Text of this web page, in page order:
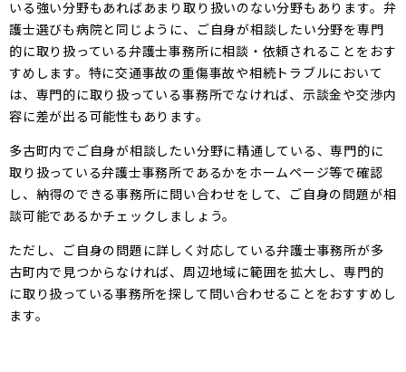
いる強い分野もあればあまり取り扱いのない分野もあります。弁
護士選びも病院と同じように、ご自身が相談したい分野を専門
的に取り扱っている弁護士事務所に相談・依頼されることをおす
すめします。特に交通事故の重傷事故や相続トラブルにおいて
は、専門的に取り扱っている事務所でなければ、示談金や交渉内
容に差が出る可能性もあります。
多古町内でご自身が相談したい分野に精通している、専門的に
取り扱っている弁護士事務所であるかをホームページ等で確認
し、納得のできる事務所に問い合わせをして、ご自身の問題が相
談可能であるかチェックしましょう。
ただし、ご自身の問題に詳しく対応している弁護士事務所が多
古町内で見つからなければ、周辺地域に範囲を拡大し、専門的
に取り扱っている事務所を探して問い合わせることをおすすめし
ます。